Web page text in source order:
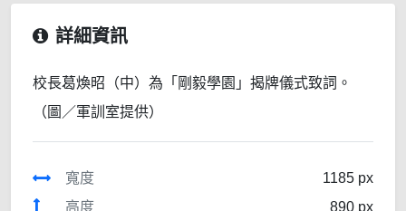
詳細資訊
校長葛煥昭（中）為「剛毅學園」揭牌儀式致詞。
（圖／軍訓室提供）
寬度
1185 px
高度
890 px